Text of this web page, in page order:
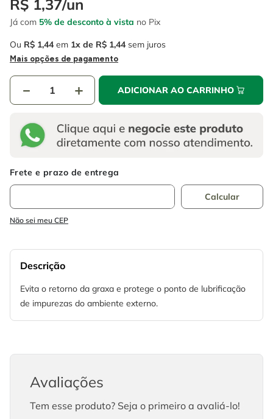
R$ 1,37/un
Já com 5% de desconto à vista no Pix
Ou R$ 1,44em 1 R$ 1,44sem juros
Mais opções de pagamento
＋
－ ADICIONAR AO CARRINHO
Não sei meu CEP
Descrição
Evita o retorno da graxa e protege o ponto de lubrificação
de impurezas do ambiente externo.
Avaliações
Tem esse produto? Seja o primeiro a avaliá-lo!
6 serra copo
fio
9º lavadora alta pressão
escada
º serra circular
º serra copo
º luva
lavadora alta pressão
alicate